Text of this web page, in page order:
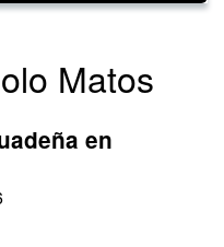
Matos
en